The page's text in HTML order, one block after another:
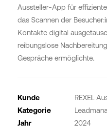
Aussteller-App für
das Scannen der
Kontakte digital
reibungslose
Gespräche ermöglichte.
Kunde
REXEL
Kategorie
Jahr
2024